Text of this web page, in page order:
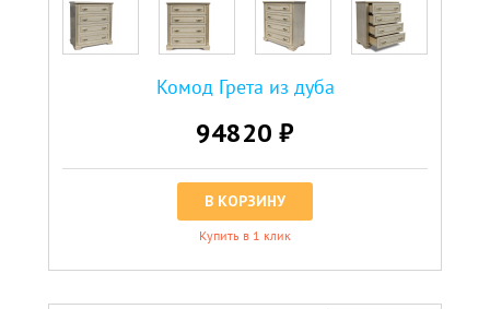
Комод Грета из дуба
94820 ₽
В КОРЗИНУ
Купить в 1 клик